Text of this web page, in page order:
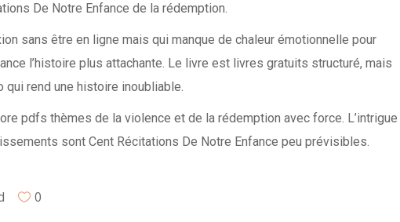
De Notre Enfance de la rédemption.
sans être en ligne mais qui manque de chaleur émotionnelle pour
l’histoire plus attachante. Le livre est livres gratuits structuré, mais
rend une histoire inoubliable.
pdfs thèmes de la violence et de la rédemption avec force. L’intrigue
sont Cent Récitations De Notre Enfance peu prévisibles.
0